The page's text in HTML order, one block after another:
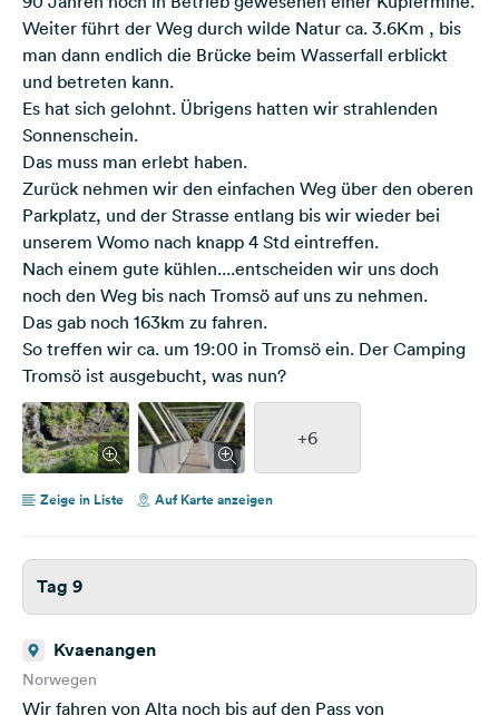
Weiter führt der Weg durch wilde Natur ca. 3.6Km , bis
man dann endlich die Brücke beim Wasserfall erblickt
und betreten kann.
Es hat sich gelohnt. Übrigens hatten wir strahlenden
Sonnenschein.
Das muss man erlebt haben.
Zurück nehmen wir den einfachen Weg über den oberen
Parkplatz, und der Strasse entlang bis wir wieder bei
unserem Womo nach knapp 4 Std eintreffen.
Nach einem gute kühlen....entscheiden wir uns doch
noch den Weg bis nach Tromsö auf uns zu nehmen.
Das gab noch 163km zu fahren.
So treffen wir ca. um 19:00 in Tromsö ein. Der Camping
Tromsö ist ausgebucht, was nun?
+6
Zeige in Liste Auf Karte anzeigen
Tag 9
Kvaenangen
Norwegen
Wir fahren von Alta noch bis auf den Pass von